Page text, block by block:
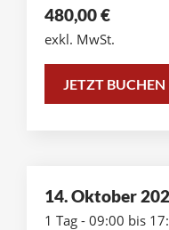
480,00€
exkl. MwSt.
JETZT BUCHEN
14. Oktober
1 Tag - 09:00 bis